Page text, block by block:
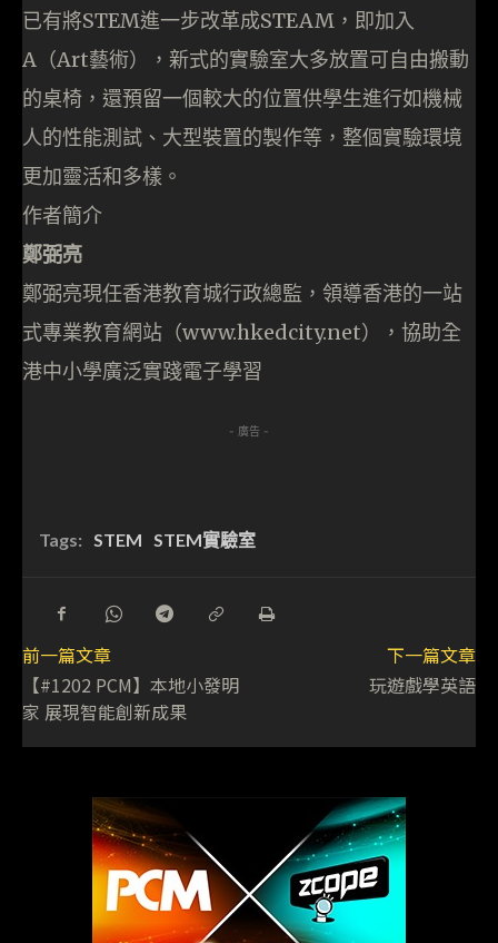
已有將STEM進一步改革成STEAM，即加入
A（Art藝術），新式的實驗室大多放置可自由搬動
的桌椅，還預留一個較大的位置供學生進行如機械
人的性能測試、大型裝置的製作等，整個實驗環境
更加靈活和多樣。
作者簡介
鄭弼亮
鄭弼亮現任香港教育城行政總監，領導香港的一站
式專業教育網站（www.hkedcity.net），協助全
港中小學廣泛實踐電子學習
- 廣告 -
Tags: STEM STEM實驗室
前一篇文章
【#1202 PCM】本地小發明
家 展現智能創新成果
下一篇文章
玩遊戲學英語